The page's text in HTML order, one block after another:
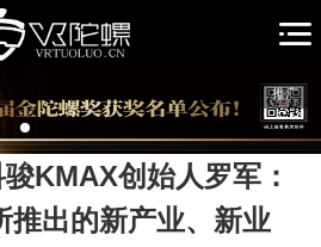
推广
KMAX创始人罗军：
推出的新产业、新业